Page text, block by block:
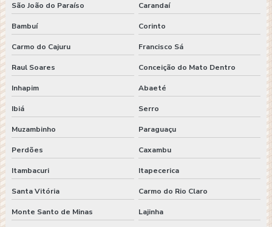
São João do Paraíso Carandaí
Bambuí Corinto
Carmo do Cajuru Francisco Sá
Raul Soares Conceição do Mato Dentro
Inhapim Abaeté
Ibiá Serro
Muzambinho Paraguaçu
Perdões Caxambu
Itambacuri Itapecerica
Santa Vitória Carmo do Rio Claro
Monte Santo de Minas Lajinha